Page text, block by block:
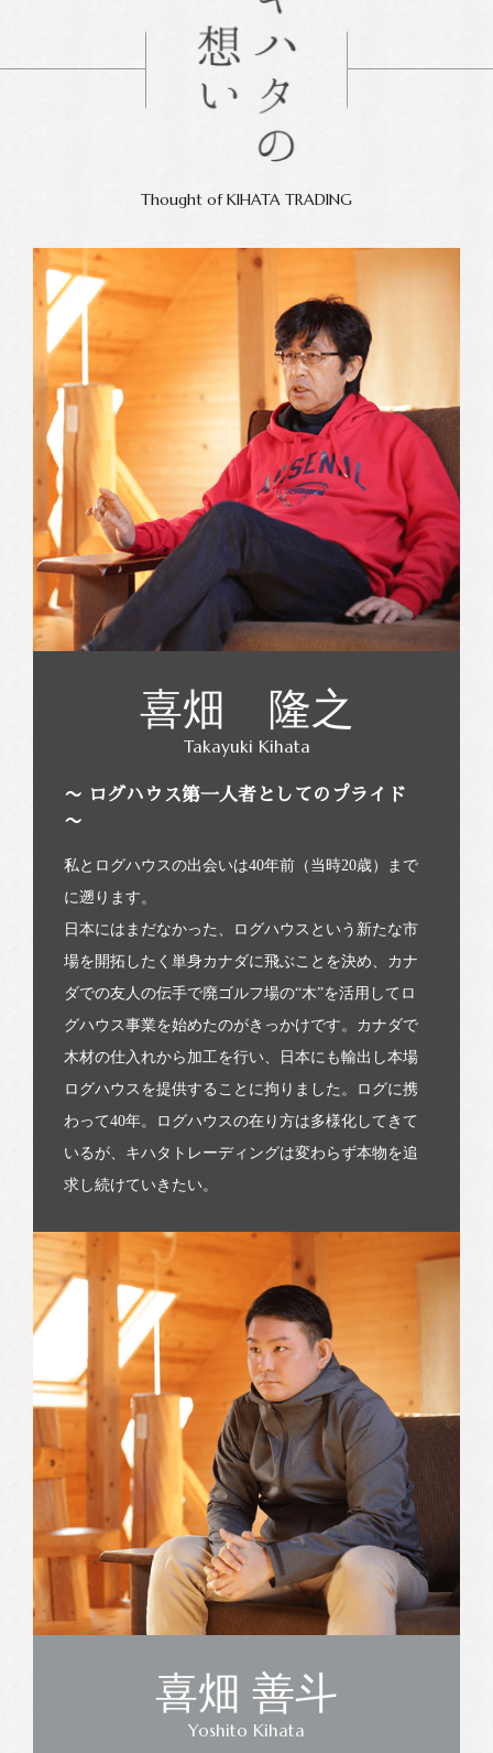
Thought of KIHATA TRADING
喜畑 隆之
Takayuki Kihata
〜 ログハウス第一人者としてのプライド
〜
私とログハウスの出会いは40年前（当時20歳）まで
に遡ります。
日本にはまだなかった、ログハウスという新たな市
場を開拓したく単身カナダに飛ぶことを決め、カナ
ダでの友人の伝手で廃ゴルフ場の“木”を活用してロ
グハウス事業を始めたのがきっかけです。カナダで
木材の仕入れから加工を行い、日本にも輸出し本場
ログハウスを提供することに拘りました。ログに携
わって40年。ログハウスの在り方は多様化してきて
いるが、キハタトレーディングは変わらず本物を追
求し続けていきたい。
喜畑 善斗
Yoshito Kihata